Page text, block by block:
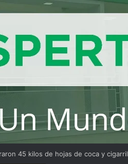
un bar de Resistencia por exceso